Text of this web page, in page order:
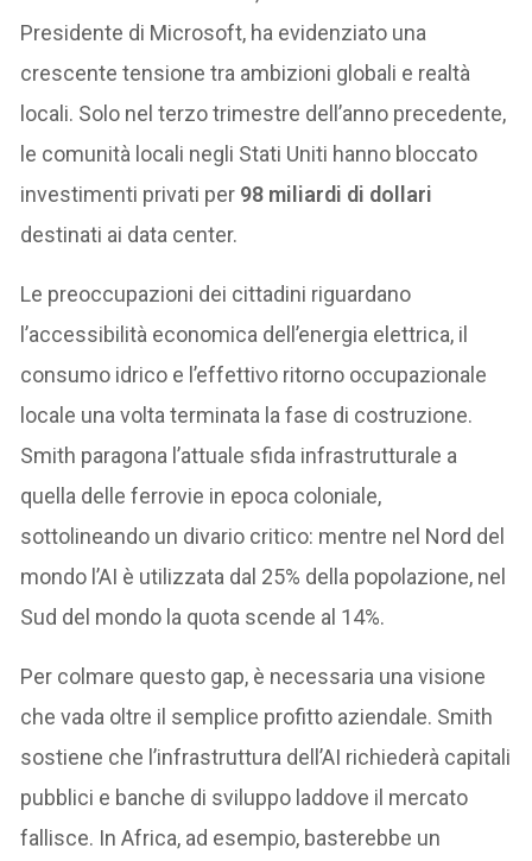
Presidente di Microsoft, ha evidenziato una
crescente tensione tra ambizioni globali e realtà
locali. Solo nel terzo trimestre dell’anno precedente,
le comunità locali negli Stati Uniti hanno bloccato
investimenti privati per 98 miliardi di dollari
destinati ai data center.
Le preoccupazioni dei cittadini riguardano
l’accessibilità economica dell’energia elettrica, il
consumo idrico e l’effettivo ritorno occupazionale
locale una volta terminata la fase di costruzione.
Smith paragona l’attuale sfida infrastrutturale a
quella delle ferrovie in epoca coloniale,
sottolineando un divario critico: mentre nel Nord del
mondo l’AI è utilizzata dal 25% della popolazione, nel
Sud del mondo la quota scende al 14%.
Per colmare questo gap, è necessaria una visione
che vada oltre il semplice profitto aziendale. Smith
sostiene che l’infrastruttura dell’AI richiederà capitali
pubblici e banche di sviluppo laddove il mercato
fallisce. In Africa, ad esempio, basterebbe un